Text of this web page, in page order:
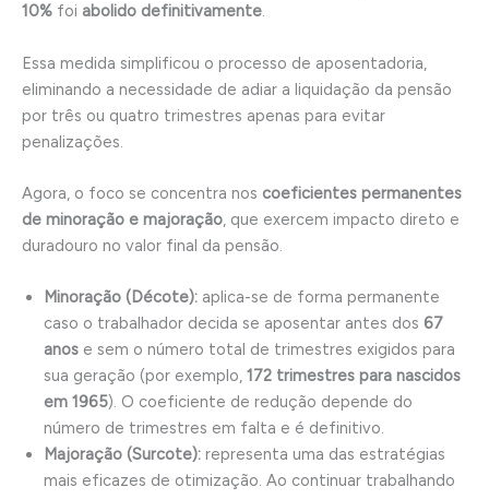
10% foi abolido definitivamente.
Essa medida simplificou o processo de aposentadoria,
eliminando a necessidade de adiar a liquidação da pensão
por três ou quatro trimestres apenas para evitar
penalizações.
Agora, o foco se concentra nos coeficientes permanentes
de minoração e majoração, que exercem impacto direto e
duradouro no valor final da pensão.
Minoração (Décote): aplica-se de forma permanente
caso o trabalhador decida se aposentar antes dos 67
anos e sem o número total de trimestres exigidos para
sua geração (por exemplo, 172 trimestres para nascidos
em 1965). O coeficiente de redução depende do
número de trimestres em falta e é definitivo.
Majoração (Surcote): representa uma das estratégias
mais eficazes de otimização. Ao continuar trabalhando